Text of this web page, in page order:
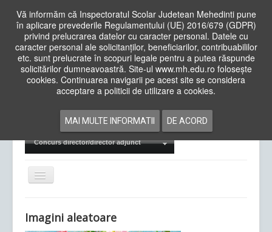
Vă informăm că Inspectoratul Scolar Judetean Mehedinti pune
în aplicare prevederile Regulamentului (UE) 2016/679 (GDPR)
privind prelucrarea datelor cu caracter personal. Datele cu
caracter personal ale solicitanților, beneficiarilor, contribuabililor
etc. sunt prelucrate în scopuri legale pentru a putea răspunde
solicitărilor dumneavoastră. Site-ul www.mh.edu.ro folosește
cookies. Continuarea navigarii pe acest site se considera
acceptare a politicii de utilizare a cookies.
MAI MULTE INFORMATII DE ACORD
Cauta
in
siteAcasa Cadre Didactice
Examene Naționale
Concurs director/director adjunct
Comută
navigarea
Imagini aleatoare